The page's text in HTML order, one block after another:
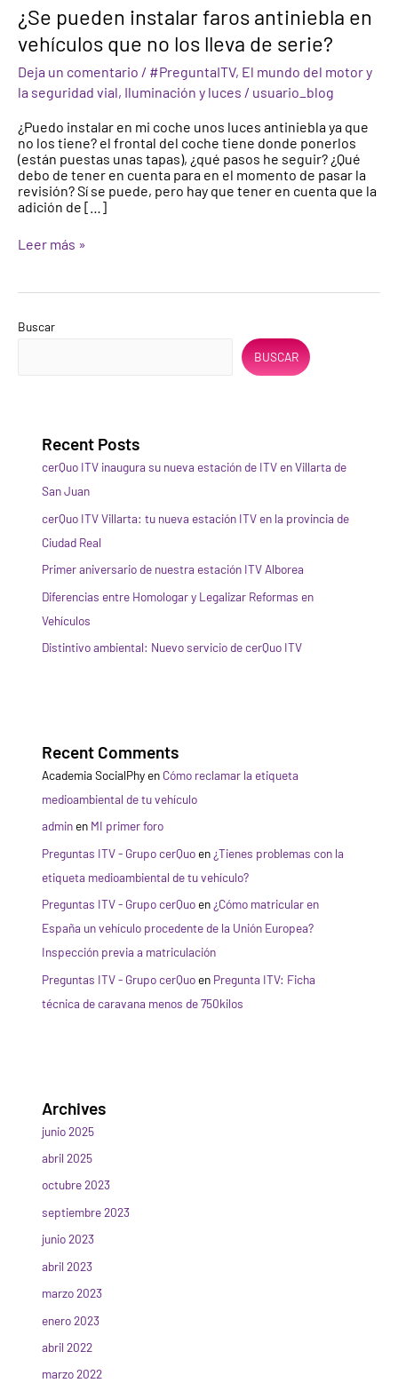
¿Se pueden instalar faros antiniebla en
vehículos que no los lleva de serie?
Deja un comentario / #PreguntaITV, El mundo del motor y
la seguridad vial, Iluminación y luces / usuario_blog
¿Puedo instalar en mi coche unos luces antiniebla ya que
no los tiene? el frontal del coche tiene donde ponerlos
(están puestas unas tapas), ¿qué pasos he seguir? ¿Qué
debo de tener en cuenta para en el momento de pasar la
revisión? Sí se puede, pero hay que tener en cuenta que la
adición de […]
¿Se
pueden
instalar
antiniebla
en
vehículos
que
no
los
lleva
de
serie?
Leer más »
Buscar
BUSCAR
Recent Posts
cerQuo ITV inaugura su nueva estación de ITV en Villarta de
San Juan
cerQuo ITV Villarta: tu nueva estación ITV en la provincia de
Ciudad Real
Primer aniversario de nuestra estación ITV Alborea
Diferencias entre Homologar y Legalizar Reformas en
Vehículos
Distintivo ambiental: Nuevo servicio de cerQuo ITV
Recent Comments
Academia SocialPhyen Cómo reclamar la etiqueta
medioambiental de tu vehículo
adminen MI primer foro
Preguntas ITV - Grupo cerQuoen ¿Tienes problemas con la
etiqueta medioambiental de tu vehículo?
Preguntas ITV - Grupo cerQuoen ¿Cómo matricular en
España un vehículo procedente de la Unión Europea?
Inspección previa a matriculación
Preguntas ITV - Grupo cerQuoen Pregunta ITV: Ficha
técnica de caravana menos de 750kilos
Archives
junio 2025
abril 2025
octubre 2023
septiembre 2023
junio 2023
abril 2023
marzo 2023
enero 2023
abril 2022
marzo 2022